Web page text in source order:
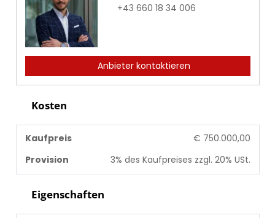
+43 660 18 34 006
Anbieter kontaktieren
Kosten
Kaufpreis
€ 750.000,00
Provision
3% des Kaufpreises zzgl. 20% USt.
Eigenschaften